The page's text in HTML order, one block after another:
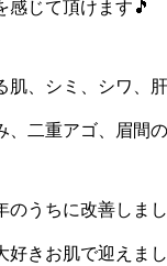
感じて頂けます🎵
肌、シミ、シワ、
、二重アゴ、眉間
のうちに改善しま
好きお肌で迎えま